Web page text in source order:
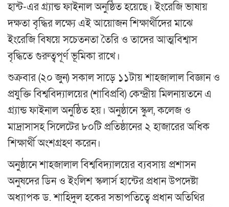
হান্ট-এর গ্র্যান্ড ফাইনাল অনুষ্ঠিত হয়েছে। ইংরেজি ভাষায়
দক্ষতা বৃদ্ধির লক্ষ্যে এই আয়োজন শিক্ষার্থীদের মাঝে
ইংরেজি বিষয়ে সচেতনতা তৈরি ও তাদের আত্মবিশ্বাস
বৃদ্ধিতে গুরুত্বপূর্ণ ভূমিকা রাখে।
শুক্রবার (২০ জুন) সকাল সাড়ে ১১টায় শাহজালাল বিজ্ঞান ও
প্রযুক্তি বিশ্ববিদ্যালয়ের (শাবিপ্রবি) কেন্দ্রীয় মিলনায়তনে এ
গ্র্যান্ড ফাইনাল অনুষ্ঠিত হয়। অনুষ্ঠানে স্কুল, কলেজ ও
মাদ্রাসাসহ সিলেটের ৮০টি প্রতিষ্ঠানের ২ হাজারের অধিক
শিক্ষার্থী অংশগ্রহণ করেন।
অনুষ্ঠানে শাহজালাল বিশ্ববিদ্যালয়ের ব্যবসায় প্রশাসন
অনুষদের ডিন ও ইংলিশ স্কলার্স হান্টের প্রধান উপদেষ্টা
অধ্যাপক ড. শাহিদুল হকের সভাপতিত্বে প্রধান অতিথির